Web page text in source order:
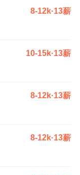
8-12k·13薪
10-15k·13薪
8-12k·13薪
8-12k·13薪